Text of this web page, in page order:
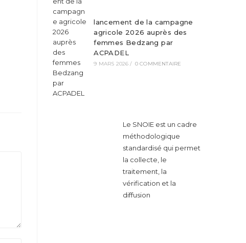
lancement de la campagne
agricole 2026 auprès des
femmes Bedzang par
ACPADEL
9 MARS 2026 / 0 COMMENTAIRE
Le SNOIE est un cadre
méthodologique
standardisé qui permet
la collecte, le
traitement, la
vérification et la
diffusion